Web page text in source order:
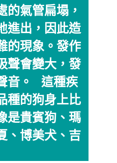
的氣管扁塌，
進出，因此造
的現象。發作
聲會變大，發
音。 這種疾
種的狗身上比
是貴賓狗、瑪
、博美犬、吉